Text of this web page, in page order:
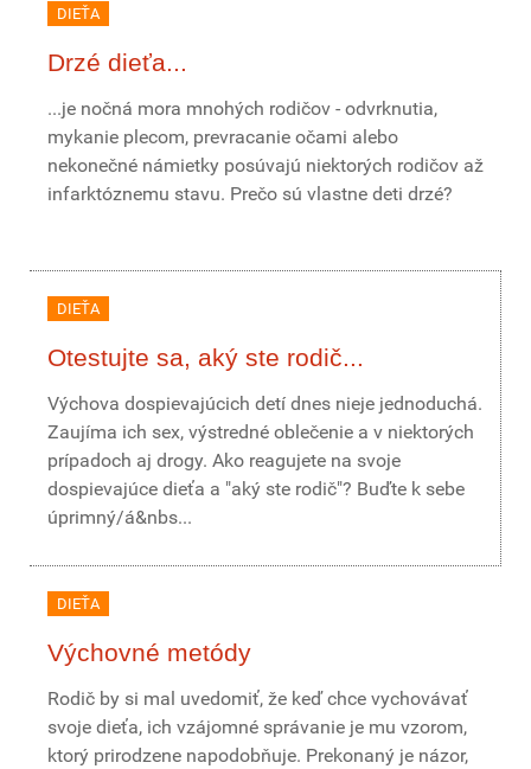
DIEŤA
Drzé dieťa...
...je nočná mora mnohých rodičov - odvrknutia,
mykanie plecom, prevracanie očami alebo
nekonečné námietky posúvajú niektorých rodičov až
infarktóznemu stavu. Prečo sú vlastne deti drzé?
DIEŤA
Otestujte sa, aký ste rodič...
Výchova dospievajúcich detí dnes nieje jednoduchá.
Zaujíma ich sex, výstredné oblečenie a v niektorých
prípadoch aj drogy. Ako reagujete na svoje
dospievajúce dieťa a "aký ste rodič"? Buďte k sebe
úprimný/á&nbs...
DIEŤA
Výchovné metódy
Rodič by si mal uvedomiť, že keď chce vychovávať
svoje dieťa, ich vzájomné správanie je mu vzorom,
ktorý prirodzene napodobňuje. Prekonaný je názor,